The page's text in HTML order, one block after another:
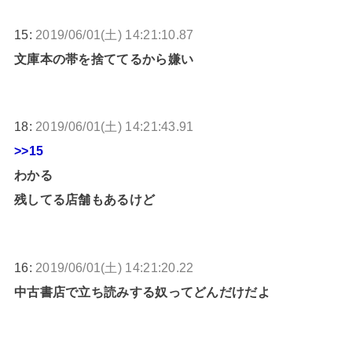
15: 2019/06/01(土) 14:21:10.87
文庫本の帯を捨ててるから嫌い
18: 2019/06/01(土) 14:21:43.91
>>15
わかる
残してる店舗もあるけど
16: 2019/06/01(土) 14:21:20.22
中古書店で立ち読みする奴ってどんだけだよ